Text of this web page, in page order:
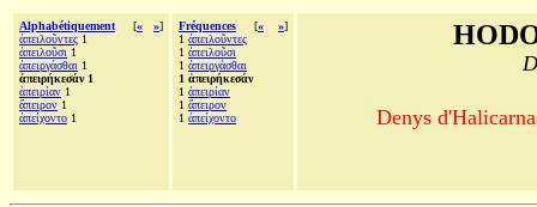
Alphabétiquement [« »]
ἀπειλοῦντες 1
ἀπειλοῦσι 1
ἀπειργάσθαι 1
ἀπειρήκεσάν 1
ἀπειρίαν 1
ἄπειρον 1
ἀπείχοντο 1
Fréquences [« »]
1 ἀπειλοῦντες
1 ἀπειλοῦσι
1 ἀπειργάσθαι
1 ἀπειρήκεσάν
1 ἀπειρίαν
1 ἄπειρον
1 ἀπείχοντο Denys